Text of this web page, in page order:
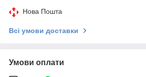
Нова Пошта
Всі умови доставки
Умови оплати